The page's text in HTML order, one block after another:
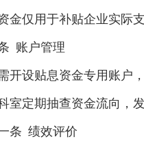
金仅用于补贴企业实际
账户管理
开设贴息资金专用账户
室定期抽查资金流向，
条 绩效评价